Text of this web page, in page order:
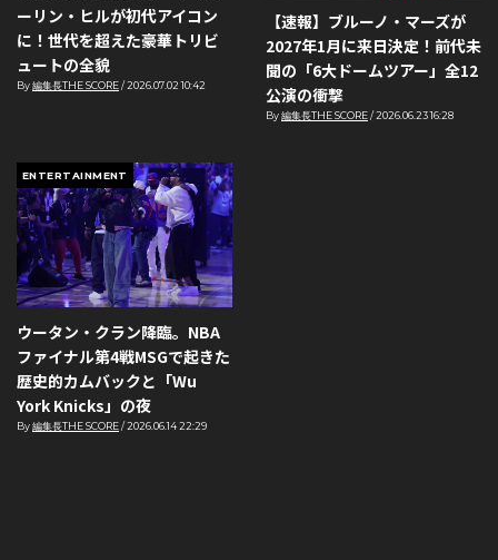
ーリン・ヒルが初代アイコン
に！世代を超えた豪華トリビ
ュートの全貌
By編集長THE SCORE/2026.07.02 10:42
【速報】ブルーノ・マーズが
2027年1月に来日決定！前代未
聞の「6大ドームツアー」全12
公演の衝撃
By編集長THE SCORE/2026.06.23 16:28
ENTERTAINMENT
ウータン・クラン降臨。NBA
ファイナル第4戦MSGで起きた
歴史的カムバックと「Wu
York Knicks」の夜
By編集長THE SCORE/2026.06.14 22:29